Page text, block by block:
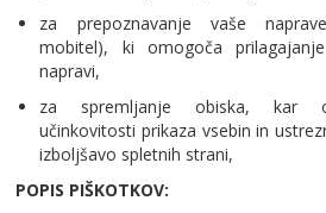
za prepoznavanje vaše
mobitel), ki omogoča
napravi,
za spremljanje obiska, kar
učinkovitosti prikaza vsebin in
izboljšavo spletnih strani,
POPIS PIŠKOTKOV: